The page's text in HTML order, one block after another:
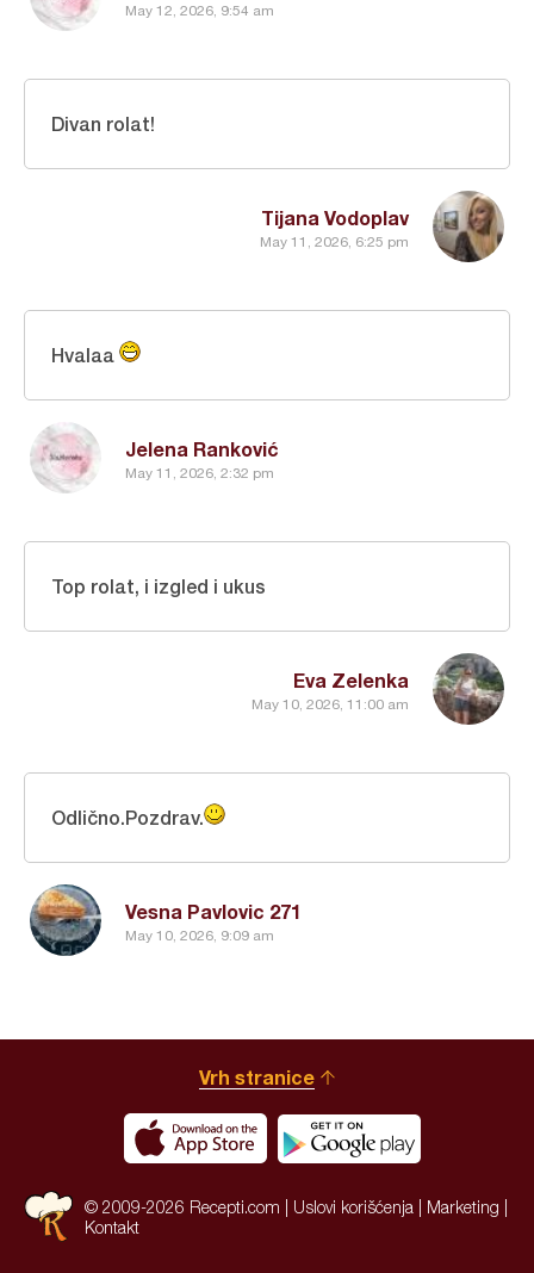
May 12, 2026, 9:54 am
Tijana Vodoplav
May 11, 2026, 6:25 pm
Divan rolat!
Jelena Ranković
May 11, 2026, 2:32 pm
Hvalaa
Eva Zelenka
May 10, 2026, 11:00 am
Top rolat, i izgled i ukus
Vesna Pavlovic 271
May 10, 2026, 9:09 am
Odlično.Pozdrav.
Vrh stranice
© 2009-2026 Recepti.com | Uslovi korišćenja Marketing
Kontakt